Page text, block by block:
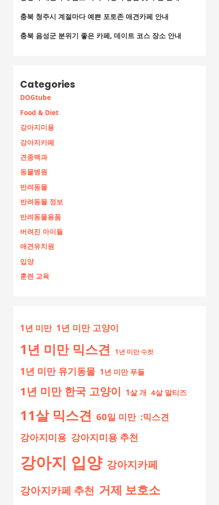
충북 청주시 계절마다 예쁜 포토존 애견카페 안내
충북 음성군 분위기 좋은 카페, 데이트 코스 장소 안내
Categories
DOGtube
Food & Diet
강아지미용
강아지카페
견종백과
동물병원
반려동물
반려동물 정보
반려동물용품
버려진 아이들
애견유치원
입양
훈련 교육
1년 미만 1년 미만 고양이
1년 미만 믹스견 1년 미만 수컷
1년 미만 유기동물 1년 미만 푸들
1년 미만 한국 고양이 1살 개 4살 말티즈
11살 믹스견 60일 미만 :믹스견
강아지미용 강아지미용 추천
강아지 입양 강아지카페
강아지카페 추천 거제 보호소